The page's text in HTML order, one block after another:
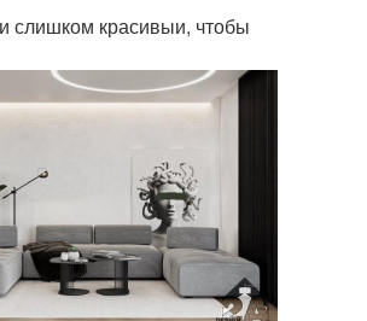
слишком красивыи, чтобы